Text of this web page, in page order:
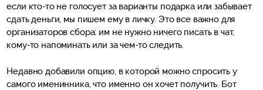
если кто-то не голосует за варианты подарка или забывает
сдать деньги, мы пишем ему в личку. Это все важно для
организаторов сбора: им не нужно ничего писать в чат,
кому-то напоминать или за чем-то следить.
Недавно добавили опцию, в которой можно спросить у
самого именинника, что именно он хочет получить. Бот